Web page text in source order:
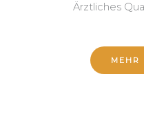
Ärztliches
MEHR